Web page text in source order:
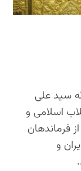
سید علی
اسلامی و
فرماندهان
و